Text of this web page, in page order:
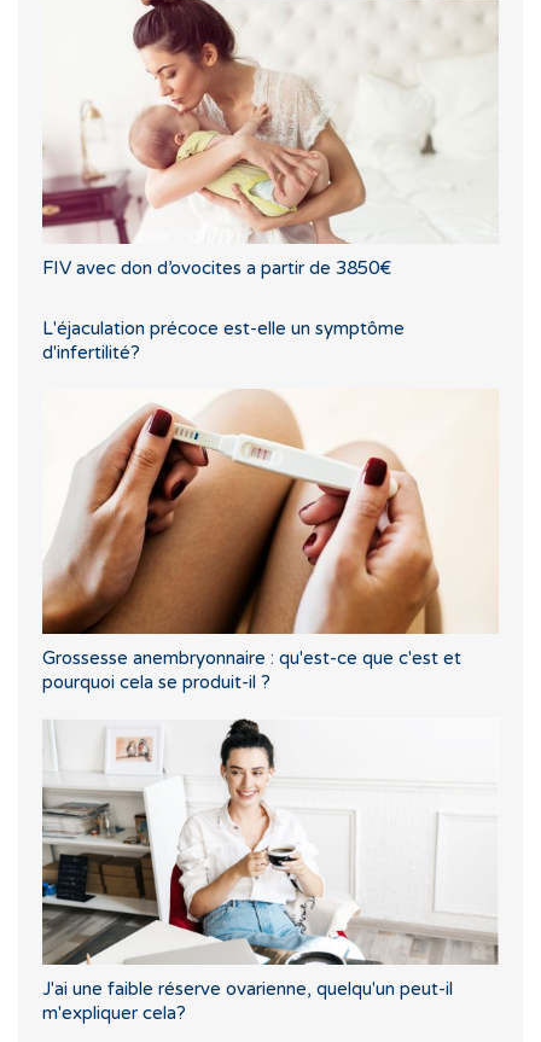
FIV avec don d’ovocites a partir de 3850€
L'éjaculation précoce est-elle un symptôme
d'infertilité?
Grossesse anembryonnaire : qu'est-ce que c'est et
pourquoi cela se produit-il ?
J'ai une faible réserve ovarienne, quelqu'un peut-il
m'expliquer cela?